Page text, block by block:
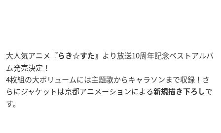
大人気アニメ 『らき☆すた』
より放送10周年記念ベストアルバ
ム発売決定！
4枚組の大ボリュームには主題歌からキャラソンまで収録！さ
らにジャケットは京都アニメーションによる新規描き下ろしで
す。